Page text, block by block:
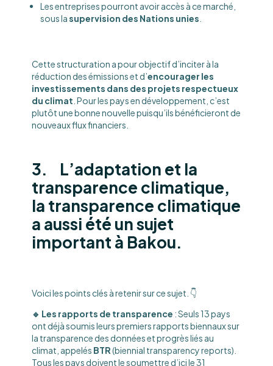
Les entreprises pourront avoir accès à ce marché,
sous lasupervision des Nations unies
Cette structuration a pour objectif d’inciter à la
réduction des émissions et d’encourager les
investissements dans des projets respectueux
du climat . Pour les pays en développement, c’est
plutôt une bonne nouvelle puisqu’ils bénéficieront de
nouveaux flux financiers.
3. L’adaptation et la
transparence climatique,
la transparence climatique
a aussi été un sujet
important à Bakou.
Voici les points clés à retenir sur ce sujet. 👇
🔹 Les rapports de transparence : Seuls 13 pays
ont déjà soumis leurs premiers rapports biennaux sur
la transparence des données et progrès liés au
climat, appelés BTR(biennial transparency reports).
Tous les pays doivent le soumettre d’ici le 31